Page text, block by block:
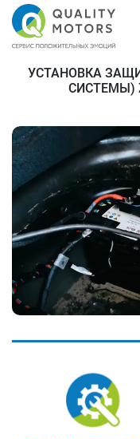
УСТАНОВКА
СИСТЕМЫ)